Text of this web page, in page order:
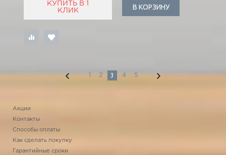
КУПИТЬ В 1
КЛИК
В КОРЗИНУ
1 2 3 4 5
Акции
Контакты
Способы оплаты
Как сделать покупку
Гарантийные сроки